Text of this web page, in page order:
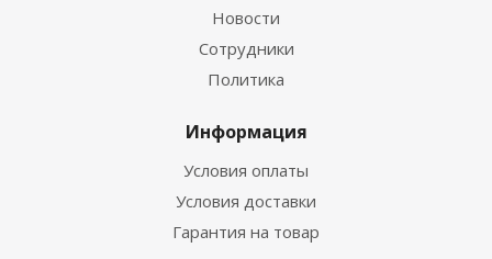
Новости
Сотрудники
Политика
Информация
Условия оплаты
Условия доставки
Гарантия на товар